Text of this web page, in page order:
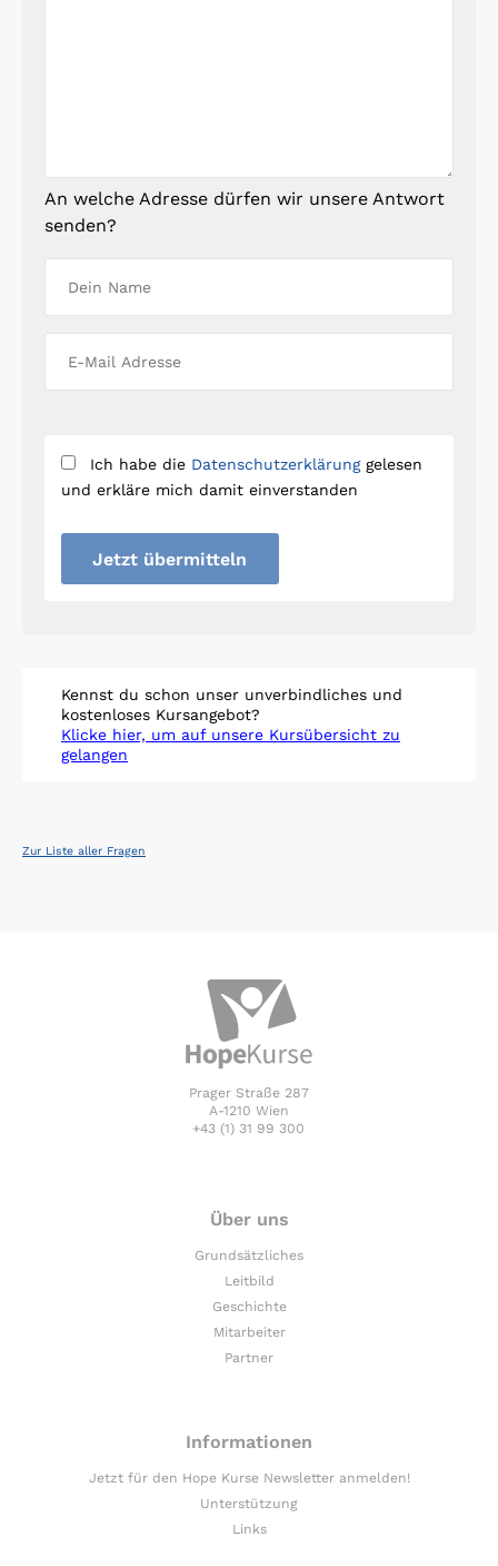
An welche Adresse dürfen wir unsere Antwort
senden?
Ich habe die Datenschutzerklärunggelesen
und erkläre mich damit einverstanden
Jetzt übermitteln
Kennst du schon unser unverbindliches und
kostenloses Kursangebot?
Klicke hier, um auf unsere Kursübersicht zu
gelangen
Zur Liste aller Fragen
Prager Straße 287
A-1210 Wien
+43 (1) 31 99 300
Über uns
Grundsätzliches
Leitbild
Geschichte
Mitarbeiter
Partner
Informationen
Jetzt für den Hope Kurse Newsletter anmelden!
Unterstützung
Links